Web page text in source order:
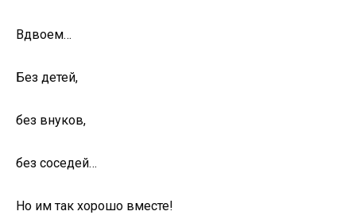
Вдвоем…
Без детей,
без внуков,
без соседей…
Но им так хорошо вместе!